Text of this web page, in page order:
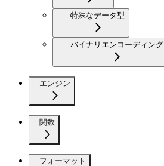
特殊なデータ型
バイナリエンコーディング
エンジン
関数
フォーマット